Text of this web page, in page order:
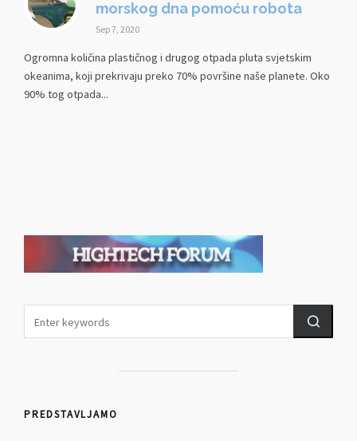
morskog dna pomoću robota
Sep 7, 2020
Ogromna količina plastičnog i drugog otpada pluta svjetskim
okeanima, koji prekrivaju preko 70% površine naše planete. Oko
90% tog otpada...
PREDSTAVLJAMO